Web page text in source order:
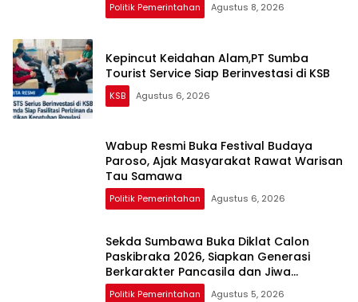
Politik Pemerintahan Agustus 8, 2026
Kepincut Keidahan Alam,PT Sumba
Tourist Service Siap Berinvestasi di KSB
KSB Agustus 6, 2026
Wabup Resmi Buka Festival Budaya
Paroso, Ajak Masyarakat Rawat Warisan
Tau Samawa
Politik Pemerintahan Agustus 6, 2026
Sekda Sumbawa Buka Diklat Calon
Paskibraka 2026, Siapkan Generasi
Berkarakter Pancasila dan Jiwa
Kepemimpinan
Politik Pemerintahan Agustus 5, 2026